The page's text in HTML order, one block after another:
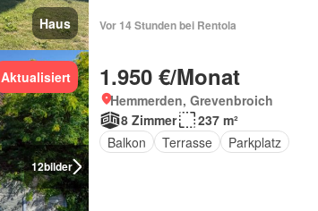
Haus Vor 14 Stunden bei Rentola
12bilder
Aktualisiert 1.950 €/Monat
Hemmerden, Grevenbroich
8 Zimmer
237 m²
Balkon
Terrasse Parkplatz